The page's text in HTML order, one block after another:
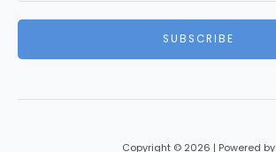
SUBSCRIBE
Copyright © 2026 | Powered by